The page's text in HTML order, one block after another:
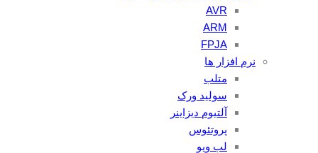
AVR
ARM
FPJA
نرم افزار ها
متلب
سولید ورک
آلتیوم دیزاینر
پروتئوس
لب ویو